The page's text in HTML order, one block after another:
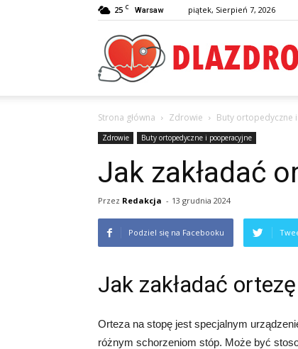
25 C Warsaw piątek, Sierpień 7, 2026
Strona główna Zdrowie Buty ortopedyczne
Zdrowie Buty ortopedyczne i pooperacyjne
Jak zakładać
Przez Redakcja - 13 grudnia 2024
Podziel się na Facebooku
Jak zakładać
Orteza na stopę jest specjalnym
różnym schorzeniom stóp. Może być